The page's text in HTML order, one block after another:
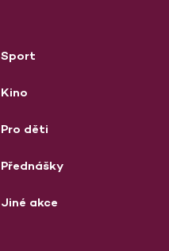
Sport
Kino
Pro děti
Přednášky
Jiné akce